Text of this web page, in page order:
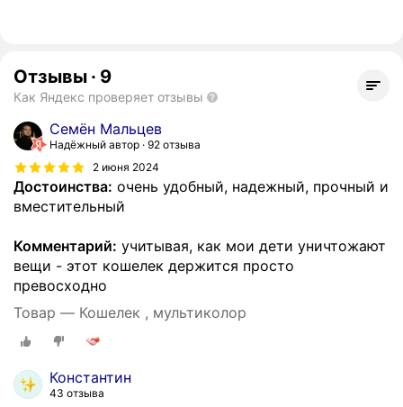
Отзывы · 9
Как Яндекс проверяет отзывы
Семён Мальцев
Надёжный автор 92 отзыва
2 июня 2024
Достоинства: очень удобный, надежный, прочный и
вместительный
Комментарий: учитывая, как мои дети уничтожают
вещи - этот кошелек держится просто
превосходно
Товар — Кошелек , мультиколор
Константин
43 отзыва